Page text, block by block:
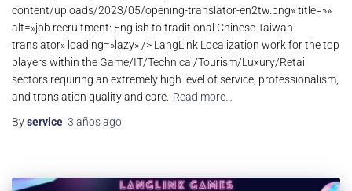
content/uploads/2023/05/opening-translator-en2tw.png» title=»»
alt=»job recruitment: English to traditional Chinese Taiwan
translator» loading=»lazy» /> LangLink Localization work for the top
players within the Game/IT/Technical/Tourism/Luxury/Retail
sectors requiring an extremely high level of service, professionalism,
and translation quality and care. Read more…
Byservice 3 añosago